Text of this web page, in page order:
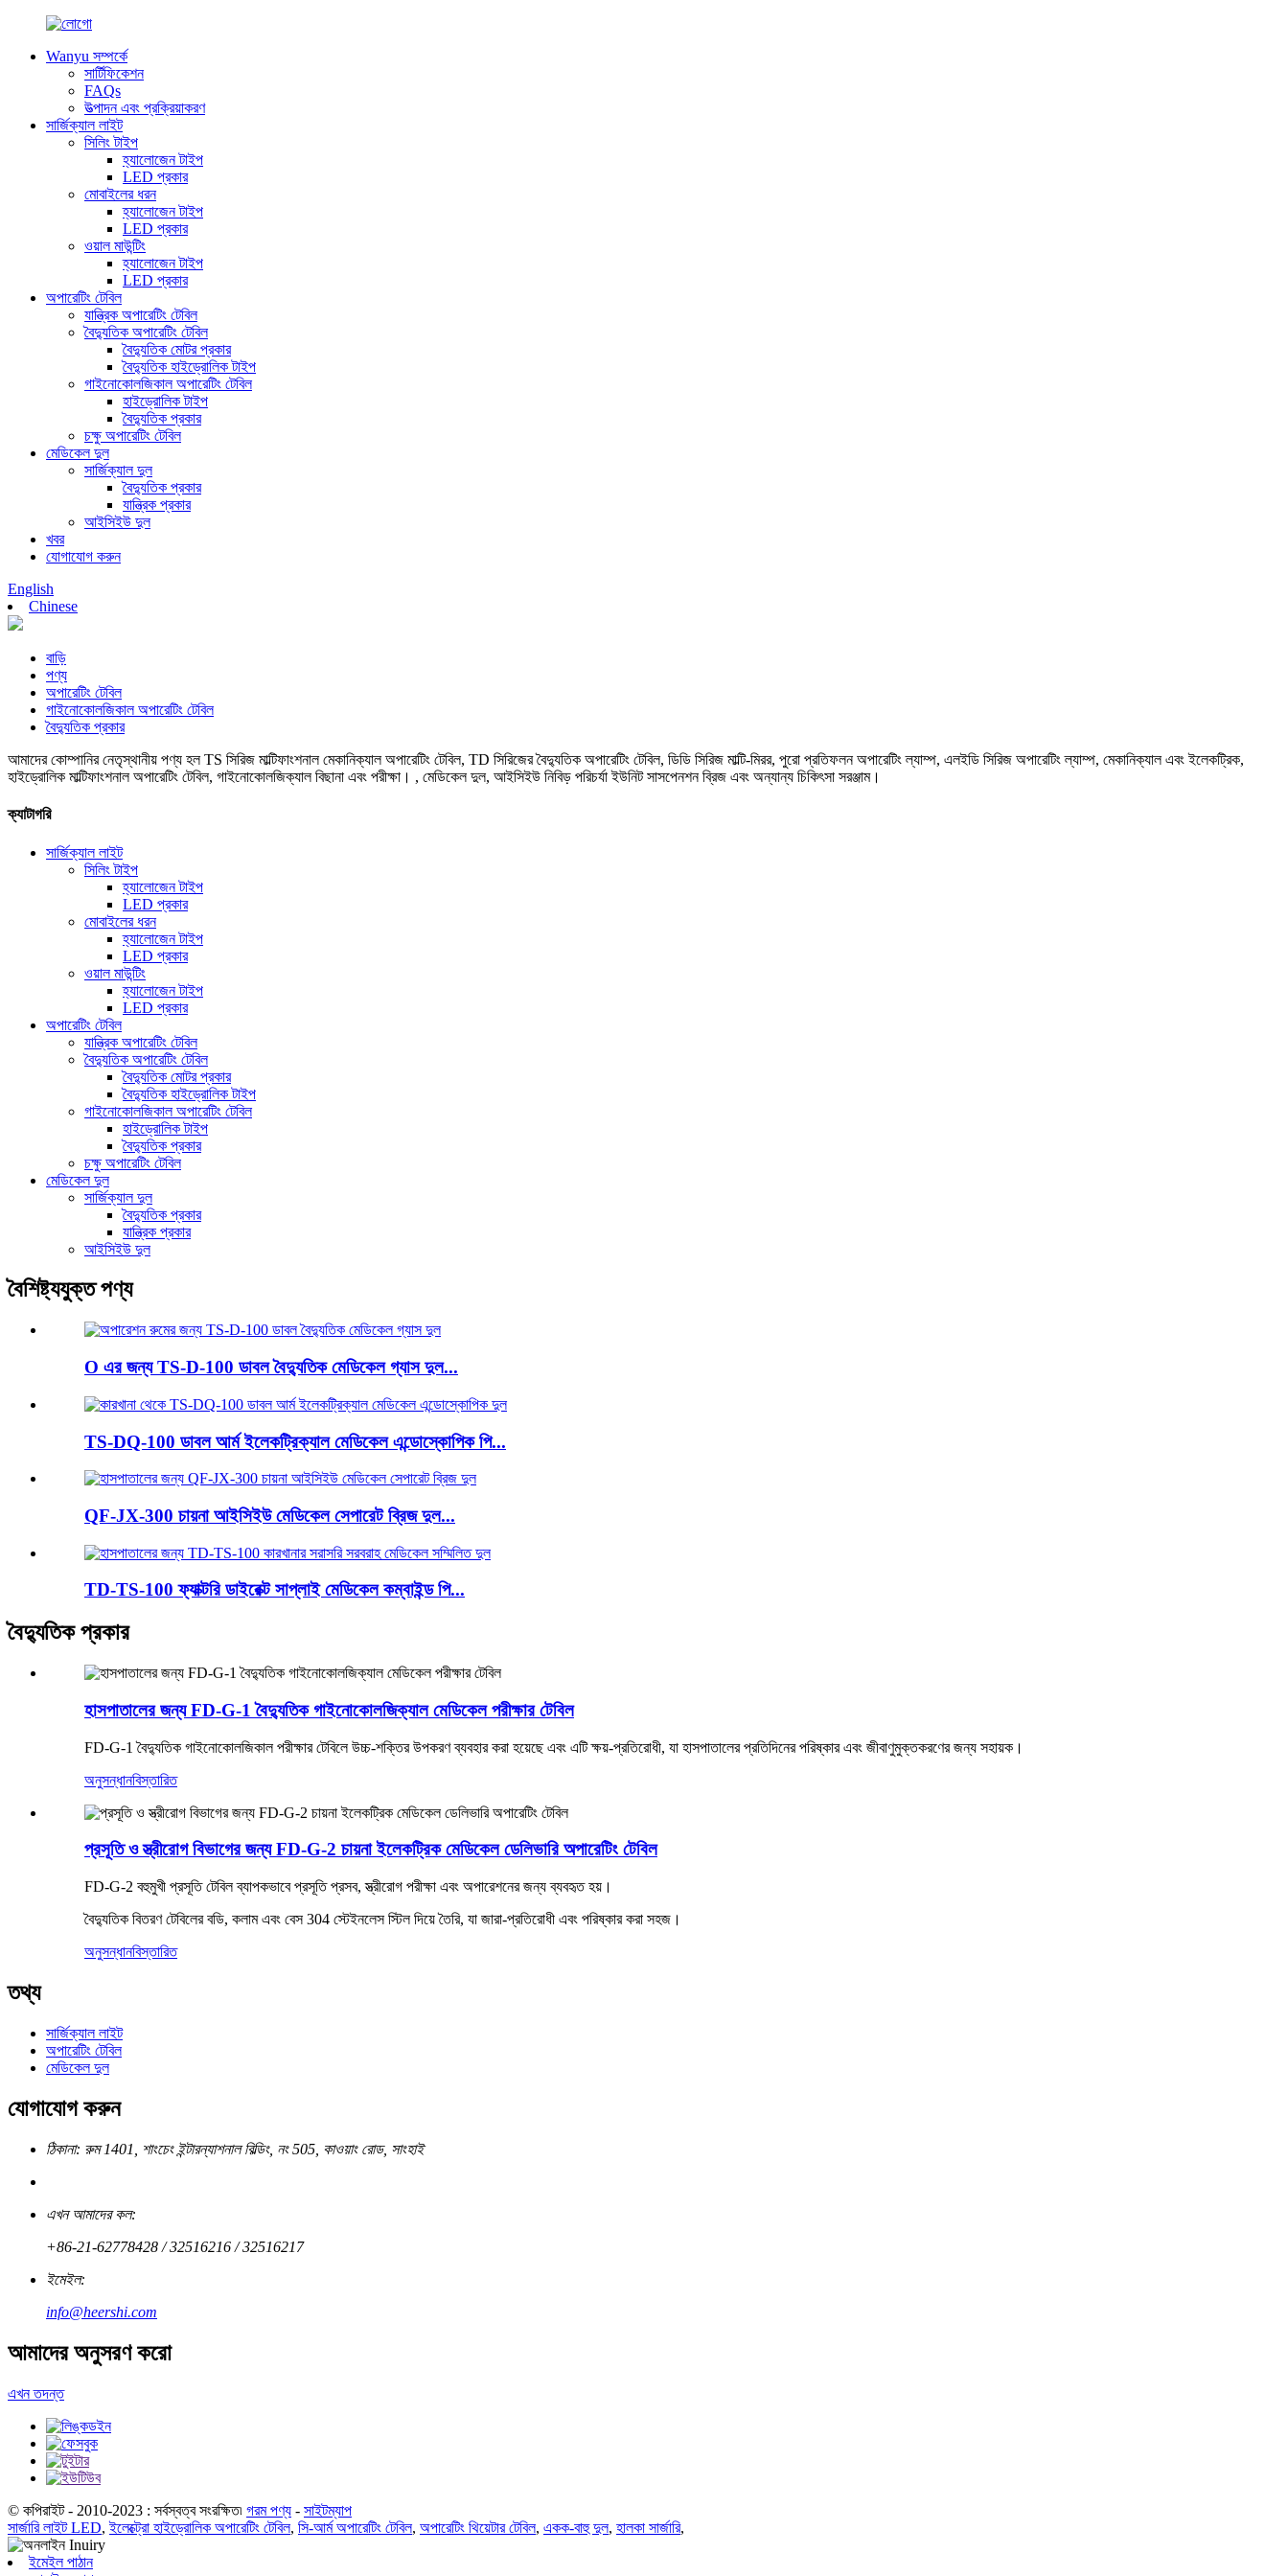
Wanyu সম্পর্কে
সার্টিফিকেশন
FAQs
উত্পাদন এবং প্রক্রিয়াকরণ
সার্জিক্যাল লাইট
সিলিং টাইপ
হ্যালোজেন টাইপ
LED প্রকার
মোবাইলের ধরন
হ্যালোজেন টাইপ
LED প্রকার
ওয়াল মাউন্টিং
হ্যালোজেন টাইপ
LED প্রকার
অপারেটিং টেবিল
যান্ত্রিক অপারেটিং টেবিল
বৈদ্যুতিক অপারেটিং টেবিল
বৈদ্যুতিক মোটর প্রকার
বৈদ্যুতিক হাইড্রোলিক টাইপ
গাইনোকোলজিকাল অপারেটিং টেবিল
হাইড্রোলিক টাইপ
বৈদ্যুতিক প্রকার
চক্ষু অপারেটিং টেবিল
মেডিকেল দুল
সার্জিক্যাল দুল
বৈদ্যুতিক প্রকার
যান্ত্রিক প্রকার
আইসিইউ দুল
খবর
যোগাযোগ করুন
English
Chinese
বাড়ি
পণ্য
অপারেটিং টেবিল
গাইনোকোলজিকাল অপারেটিং টেবিল
বৈদ্যুতিক প্রকার
আমাদের কোম্পানির নেতৃস্থানীয় পণ্য হল TS সিরিজ মাল্টিফাংশনাল মেকানিক্যাল অপারেটিং টেবিল, TD সিরিজের বৈদ্যুতিক অপারেটিং টেবিল, ডিডি সিরিজ মাল্টি-মিরর, পুরো প্রতিফলন অপারেটিং ল্যাম্প, এলইডি সিরিজ অপারেটিং ল্যাম্প, মেকানিক্যাল এবং ইলেকট্রিক,
হাইড্রোলিক মাল্টিফাংশনাল অপারেটিং টেবিল, গাইনোকোলজিক্যাল বিছানা এবং পরীক্ষা। , মেডিকেল দুল, আইসিইউ নিবিড় পরিচর্যা ইউনিট সাসপেনশন ব্রিজ এবং অন্যান্য চিকিৎসা সরঞ্জাম।
ক্যাটাগরি
সার্জিক্যাল লাইট
সিলিং টাইপ
হ্যালোজেন টাইপ
LED প্রকার
মোবাইলের ধরন
হ্যালোজেন টাইপ
LED প্রকার
ওয়াল মাউন্টিং
হ্যালোজেন টাইপ
LED প্রকার
অপারেটিং টেবিল
যান্ত্রিক অপারেটিং টেবিল
বৈদ্যুতিক অপারেটিং টেবিল
বৈদ্যুতিক মোটর প্রকার
বৈদ্যুতিক হাইড্রোলিক টাইপ
গাইনোকোলজিকাল অপারেটিং টেবিল
হাইড্রোলিক টাইপ
বৈদ্যুতিক প্রকার
চক্ষু অপারেটিং টেবিল
মেডিকেল দুল
সার্জিক্যাল দুল
বৈদ্যুতিক প্রকার
যান্ত্রিক প্রকার
আইসিইউ দুল
বৈশিষ্ট্যযুক্ত পণ্য
O এর জন্য TS-D-100 ডাবল বৈদ্যুতিক মেডিকেল গ্যাস দুল...
TS-DQ-100 ডাবল আর্ম ইলেকট্রিক্যাল মেডিকেল এন্ডোস্কোপিক পি...
QF-JX-300 চায়না আইসিইউ মেডিকেল সেপারেট ব্রিজ দুল...
TD-TS-100 ফ্যাক্টরি ডাইরেক্ট সাপ্লাই মেডিকেল কম্বাইন্ড পি...
বৈদ্যুতিক প্রকার
হাসপাতালের জন্য FD-G-1 বৈদ্যুতিক গাইনোকোলজিক্যাল মেডিকেল পরীক্ষার টেবিল
FD-G-1 বৈদ্যুতিক গাইনোকোলজিকাল পরীক্ষার টেবিলে উচ্চ-শক্তির উপকরণ ব্যবহার করা হয়েছে এবং এটি ক্ষয়-প্রতিরোধী, যা হাসপাতালের প্রতিদিনের পরিষ্কার এবং জীবাণুমুক্তকরণের জন্য সহায়ক।
অনুসন্ধানবিস্তারিত
প্রসূতি ও স্ত্রীরোগ বিভাগের জন্য FD-G-2 চায়না ইলেকট্রিক মেডিকেল ডেলিভারি অপারেটিং টেবিল
FD-G-2 বহুমুখী প্রসূতি টেবিল ব্যাপকভাবে প্রসূতি প্রসব, স্ত্রীরোগ পরীক্ষা এবং অপারেশনের জন্য ব্যবহৃত হয়।
বৈদ্যুতিক বিতরণ টেবিলের বডি, কলাম এবং বেস 304 স্টেইনলেস স্টিল দিয়ে তৈরি, যা জারা-প্রতিরোধী এবং পরিষ্কার করা সহজ।
অনুসন্ধানবিস্তারিত
তথ্য
সার্জিক্যাল লাইট
অপারেটিং টেবিল
মেডিকেল দুল
যোগাযোগ করুন
ঠিকানা: রুম 1401, শাংচেং ইন্টারন্যাশনাল বিল্ডিং, নং 505, কাওয়াং রোড, সাংহাই
এখন আমাদের কল:
+86-21-62778428 / 32516216 / 32516217
ইমেইল:
info@heershi.com
আমাদের অনুসরণ করো
এখন তদন্ত
© কপিরাইট - 2010-2023 : সর্বস্বত্ব সংরক্ষিত৷ গরম পণ্য - সাইটম্যাপ
সার্জারি লাইট LED,ইলেক্ট্রো হাইড্রোলিক অপারেটিং টেবিল, সি-আর্ম অপারেটিং টেবিল, অপারেটিং থিয়েটার টেবিল, একক-বাহু দুল, হালকা সার্জারি,
ইমেইল পাঠান